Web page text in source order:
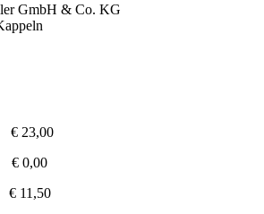
GmbH & Co. KG
23,00
€ 0,00
11,50